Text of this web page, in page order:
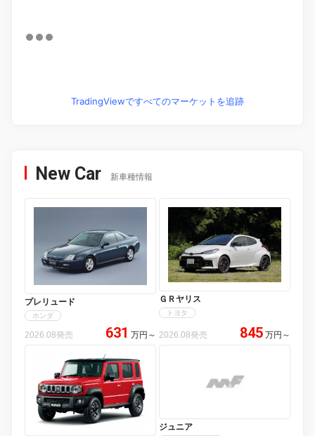
TradingViewですべてのマーケットを追跡
New Car 新車種情報
プレリュード
ホンダ
2026.08発売 631 万円 ～
ＧＲヤリス
トヨタ
2026.08発売 845 万円 ～
ジュニア